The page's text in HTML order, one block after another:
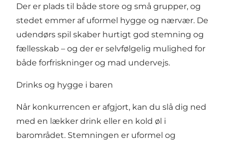
Der er plads til både store og små grupper, og
stedet emmer af uformel hygge og nærvær. De
udendørs spil skaber hurtigt god stemning og
fællesskab – og der er selvfølgelig mulighed for
både forfriskninger og mad undervejs.
Drinks og hygge i baren
Når konkurrencen er afgjort, kan du slå dig ned
med en lækker drink eller en kold øl i
barområdet. Stemningen er uformel og